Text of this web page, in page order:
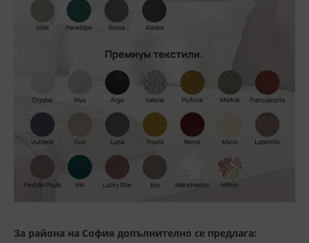
За района на София допълнително се предлага: